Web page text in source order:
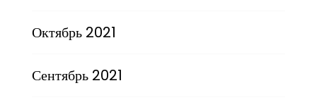
Октябрь 2021
Сентябрь 2021